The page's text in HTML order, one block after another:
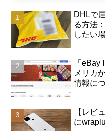
DHLで
る方法
したい
「
メリカ
情報に
【レビ
に